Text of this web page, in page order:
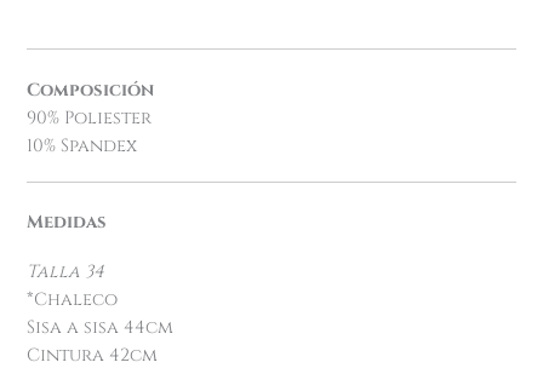
Composición
90% Poliester
10% Spandex
Medidas
Talla 34
*Chaleco
Sisa a sisa 44cm
Cintura 42cm